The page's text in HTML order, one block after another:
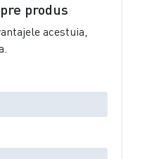
produs
acestuia,